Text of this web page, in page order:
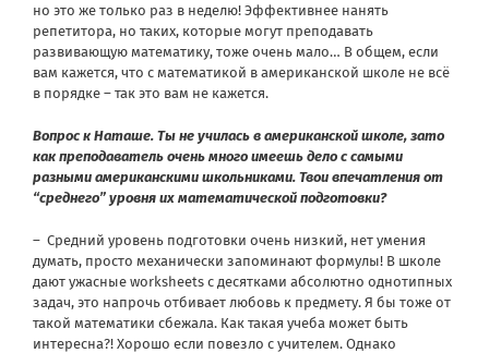
но это же только раз в неделю! Эффективнее нанять
репетитора, но таких, которые могут преподавать
развивающую математику, тоже очень мало… В общем, если
вам кажется, что с математикой в американской школе не всё
в порядке – так это вам не кажется.
Вопрос к Наташе. Ты не училась в американской школе, зато
как преподаватель очень много имеешь дело с самыми
разными американскими школьниками. Твои впечатления от
“среднего” уровня их математической подготовки?
– Средний уровень подготовки очень низкий, нет умения
думать, просто механически запоминают формулы! В школе
дают ужасные worksheets с десятками абсолютно однотипных
задач, это напрочь отбивает любовь к предмету. Я бы тоже от
такой математики сбежала. Как такая учеба может быть
интересна?! Хорошо если повезло с учителем. Однако